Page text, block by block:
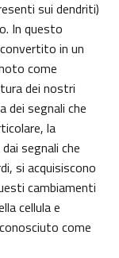
sui dendriti)
In questo
in un
come
dei nostri
dei segnali che
la
segnali che
si acquisiscono
cambiamenti
cellula e
come